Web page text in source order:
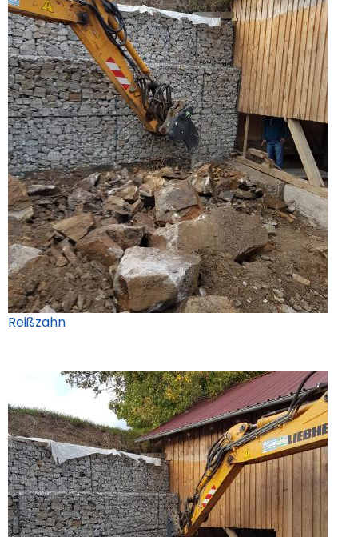
Reißzahn